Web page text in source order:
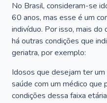
No Brasil, consideram-se
60 anos, mas esse é um
indivíduo. Por isso, mais do
há outras condições que
geriatra, por exemplo:
Idosos que desejam ter
saúde com um médico que
condições dessa faixa